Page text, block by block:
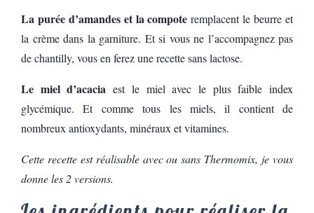
La purée d’amandes et la compote remplacent le beurre et
la crème dans la garniture. Et si vous ne l’accompagnez pas
de chantilly, vous en ferez une recette sans lactose.
Le miel d’acacia est le miel avec le plus faible index
glycémique. Et comme tous les miels, il contient de
nombreux antioxydants, minéraux et vitamines.
Cette recette est réalisable avec ou sans Thermomix, je vous
donne les 2 versions.